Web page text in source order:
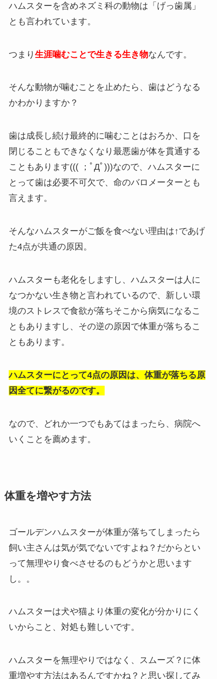
ハムスターを含めネズミ科の動物は「げっ歯属」
とも言われています。
つまり 生涯噛むことで生きる生き物なんです。
そんな動物が噛むことを止めたら、歯はどうなる
かわかりますか？
歯は成長し続け最終的に噛むことはおろか、口を
閉じることもできなくなり最悪歯が体を貫通する
こともあります((( ；ﾟДﾟ)))なので、ハムスターに
とって歯は必要不可欠で、命のバロメーターとも
言えます。
そんなハムスターがご飯を食べない理由は↑であげ
た4点が共通の原因。
ハムスターも老化をしますし、ハムスターは人に
なつかない生き物と言われているので、新しい環
境のストレスで食欲が落ちそこから病気になるこ
ともありますし、その逆の原因で体重が落ちるこ
ともあります。
ハムスターにとって4点の原因は、体重が落ちる原
因全てに繋がるのです。
なので、どれか一つでもあてはまったら、病院へ
いくことを薦めます。
体重を増やす方法
ゴールデンハムスターが体重が落ちてしまったら
飼い主さんは気が気でないですよね？だからとい
って無理やり食べさせるのもどうかと思います
し。。
ハムスターは犬や猫より体重の変化が分かりにく
いからこと、対処も難しいです。
ハムスターを無理やりではなく、スムーズ？に体
重増やす方法はあるんですかね？と思い探してみ